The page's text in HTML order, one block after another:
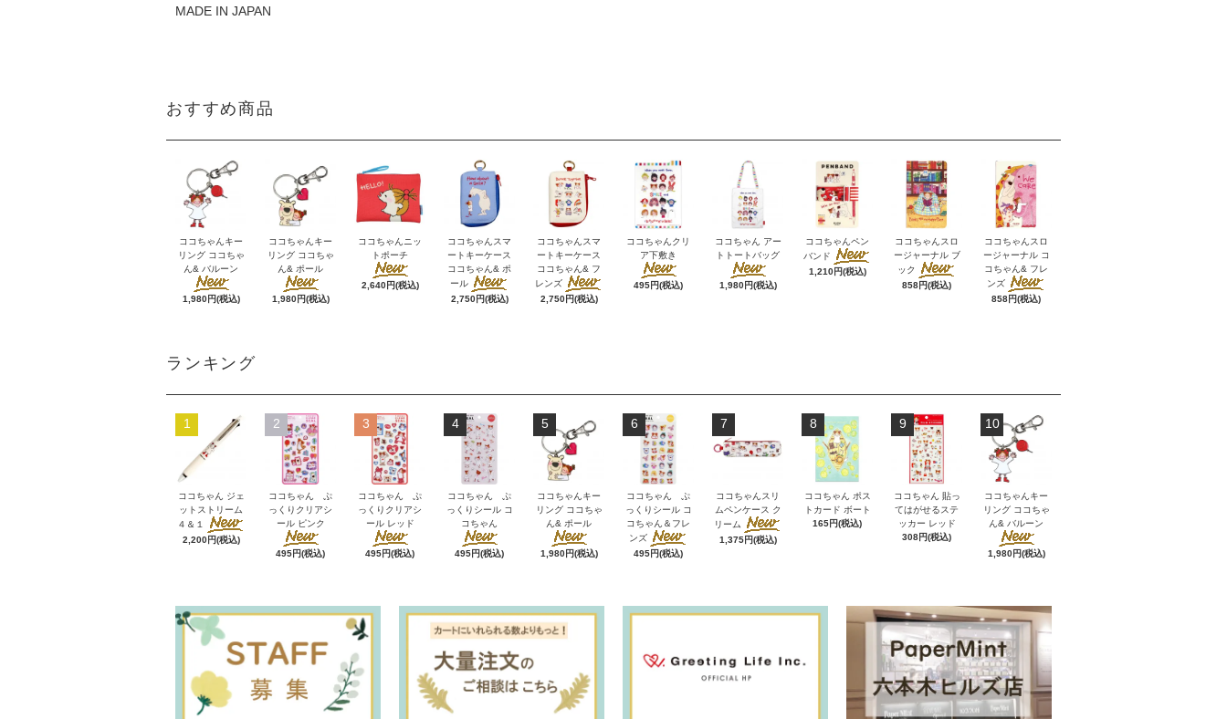
MADE IN JAPAN
おすすめ商品
ココちゃんキー
リング ココちゃ
ん& バルーン
1,980円(税込)
ココちゃんキー
リング ココちゃ
ん& ポール
1,980円(税込)
ココちゃんニッ
トポーチ
2,640円(税込)
ココちゃんスマ
ートキーケース
ココちゃん& ポ
ール
2,750円(税込)
ココちゃんスマ
ートキーケース
ココちゃん& フ
レンズ
2,750円(税込)
ココちゃんクリ
ア下敷き
495円(税込)
ココちゃん アー
トトートバッグ
1,980円(税込)
ココちゃんペン
バンド
1,210円(税込)
ココちゃんスロ
ージャーナル ブ
ック
858円(税込)
ココちゃんスロ
ージャーナル コ
コちゃん& フレ
ンズ
858円(税込)
ランキング
1
ココちゃん ジェ
ットストリーム
４＆１
2,200円(税込)
2
ココちゃん ぷ
っくりクリアシ
ール ピンク
495円(税込)
3
ココちゃん ぷ
っくりクリアシ
ール レッド
495円(税込)
4
ココちゃん ぷ
っくりシール コ
コちゃん
495円(税込)
5
ココちゃんキー
リング ココちゃ
ん& ポール
1,980円(税込)
6
ココちゃん ぷ
っくりシール コ
コちゃん＆フレ
ンズ
495円(税込)
7
ココちゃんスリ
ムペンケース ク
リーム
1,375円(税込)
8
ココちゃん ポス
トカード ボート
165円(税込)
9
ココちゃん 貼っ
てはがせるステ
ッカー レッド
308円(税込)
10
ココちゃんキー
リング ココちゃ
ん& バルーン
1,980円(税込)